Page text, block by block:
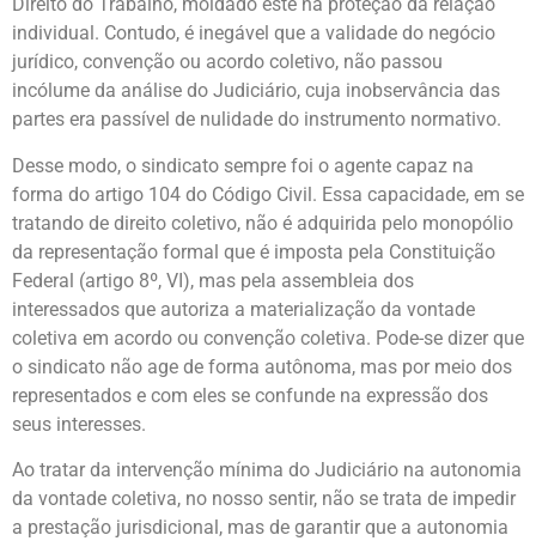
individual. Contudo, é inegável que a validade do negócio
jurídico, convenção ou acordo coletivo, não passou
incólume da análise do Judiciário, cuja inobservância das
partes era passível de nulidade do instrumento normativo.
Desse modo, o sindicato sempre foi o agente capaz na
forma do artigo 104 do Código Civil. Essa capacidade, em se
tratando de direito coletivo, não é adquirida pelo monopólio
da representação formal que é imposta pela Constituição
Federal (artigo 8º, VI), mas pela assembleia dos
interessados que autoriza a materialização da vontade
coletiva em acordo ou convenção coletiva. Pode-se dizer que
o sindicato não age de forma autônoma, mas por meio dos
representados e com eles se confunde na expressão dos
seus interesses.
Ao tratar da intervenção mínima do Judiciário na autonomia
da vontade coletiva, no nosso sentir, não se trata de impedir
a prestação jurisdicional, mas de garantir que a autonomia